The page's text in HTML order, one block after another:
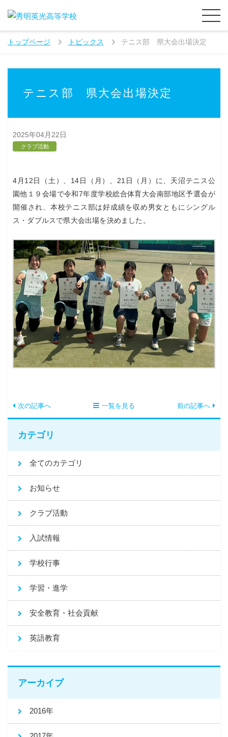
トップページ トピックス テニス部 県大会出場決定
テニス部 県大会出場決定
2025年04月22日
クラブ活動
4月12日（土）、14日（月）、21日（月）に、天沼テニス公
園他１９会場で令和7年度学校総合体育大会南部地区予選会が
開催され、本校テニス部は好成績を収め男女ともにシングル
ス・ダブルスで県大会出場を決めました。
次の記事へ 一覧を見る 前の記事へ
カテゴリ
全てのカテゴリ
お知らせ
クラブ活動
入試情報
学校行事
学習・進学
安全教育・社会貢献
英語教育
アーカイブ
2016年